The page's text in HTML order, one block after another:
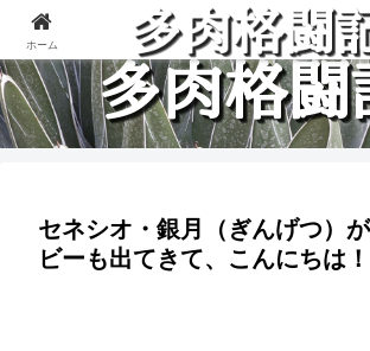
多肉植物と楽しく格闘している記録で
セネシオ・銀月（ぎんげつ）
ビーも出てきて、こんにちは！
ホーム